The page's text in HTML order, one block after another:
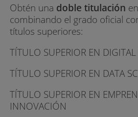
Obtén una doble titulación
combinando el grado oficial
títulos superiores:
TÍTULO SUPERIOR EN
TÍTULO SUPERIOR EN DATA
TÍTULO SUPERIOR EN
INNOVACIÓN